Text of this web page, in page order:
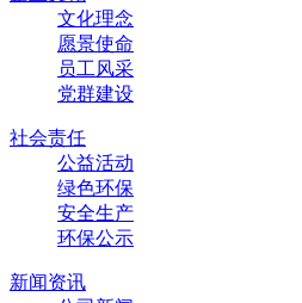
文化理念
愿景使命
员工风采
党群建设
社会责任
公益活动
绿色环保
安全生产
环保公示
新闻资讯